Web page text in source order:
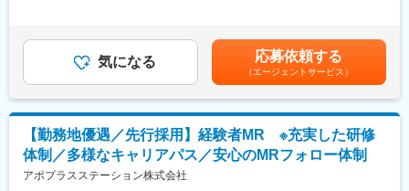
件から勤務地をご提案させていただきます。年収は現職考慮（モ
デル年収：20代650万、40代後半850万）領域を変えてのPJT打診
も可能です。また、無期雇用派遣となるため、ＰＪＴの期間外も
ベース給与は保証いたします。
■MRとして働く魅力
（1）最大限希望を考慮します：
全国50地域以上のPJTからご提案し、なるべくご希望の勤務地に
アサインが可能です。また、次の契約での再配属の際の地域もし
円（12分割）（一律手当を含む）＜昇給有無＞有＜残業手当＞有
＜給与補足＞※面接を通して、ご経験やスキルにより当社規定に基
づき決定いたします。■昇給、インセンティブあり■モデル年収：
20代650万、40代後半850万賃金はあくまでも目安の金額であ
り、選考を通じて上下する可能性があります。月給(月額)は固定手
当を含めた表記です。
気になる 応募依頼する
（エージェントサービス）
【勤務地優遇／先行採用】経験者MR ※充実した研修
体制／多様なキャリアパス／安心のMRフォロー体制
アポプラスステーション株式会社